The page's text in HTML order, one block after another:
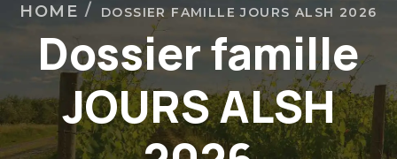
Dossier famille
JOURS ALSH
HOME DOSSIER FAMILLE JOURS ALSH 2026